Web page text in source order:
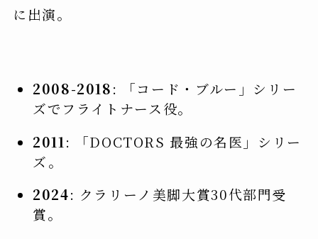
に出演。
2008-2018: 「コード・ブルー」シリー
ズでフライトナース役。
2011 : 「DOCTORS 最強の名医」シリー
ズ。
2024: クラリーノ美脚大賞30代部門受
賞。